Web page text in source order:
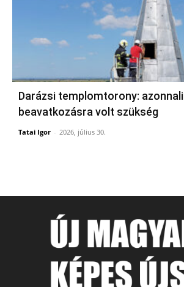
Darázsi templomtorony: azonnali
beavatkozásra volt szükség
Tatai Igor - 2026, július 30.